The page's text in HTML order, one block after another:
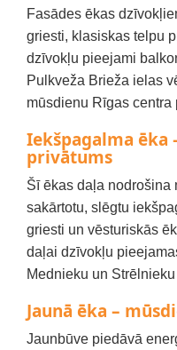
Fasādes ēkas
griesti, klasiskas telpu
dzīvokļu pieejami
Pulkveža Brieža ielas
mūsdienu Rīgas centra
Iekšpagalma ēka
privātums
Šī ēkas daļa nodrošina
sakārtotu, slēgtu
griesti un vēsturiskās
daļai dzīvokļu
Mednieku un
Jaunā ēka –
Jaunbūve piedāvā